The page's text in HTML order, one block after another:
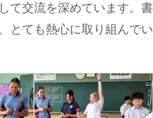
て交流を深めています。書
とても熱心に取り組んでい